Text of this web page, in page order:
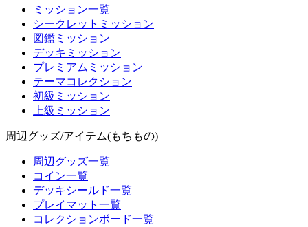
ミッション一覧
シークレットミッション
図鑑ミッション
デッキミッション
プレミアムミッション
テーマコレクション
初級ミッション
上級ミッション
周辺グッズ/アイテム(もちもの)
周辺グッズ一覧
コイン一覧
デッキシールド一覧
プレイマット一覧
コレクションボード一覧